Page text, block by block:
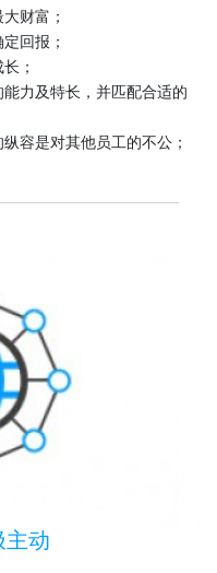
财富；
回报；
；
力及特长，并匹配合适的
容是对其他员工的不公；
主动